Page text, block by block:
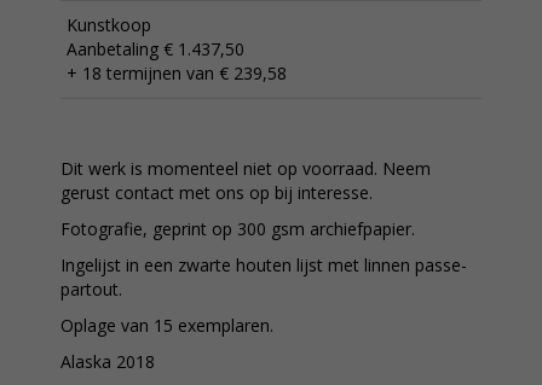
Kunstkoop
Aanbetaling € 1.437,50
+ 18 termijnen van € 239,58
Dit werk is momenteel niet op voorraad. Neem
gerust contact met ons op bij interesse.
Fotografie, geprint op 300 gsm archiefpapier.
Ingelijst in een zwarte houten lijst met linnen passe-
partout.
Oplage van 15 exemplaren.
Alaska 2018